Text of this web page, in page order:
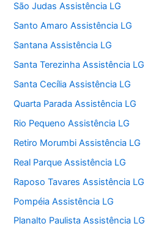
São Judas Assistência LG
Santo Amaro Assistência LG
Santana Assistência LG
Santa Terezinha Assistência LG
Santa Cecília Assistência LG
Quarta Parada Assistência LG
Rio Pequeno Assistência LG
Retiro Morumbi Assistência LG
Real Parque Assistência LG
Raposo Tavares Assistência LG
Pompéia Assistência LG
Planalto Paulista Assistência LG